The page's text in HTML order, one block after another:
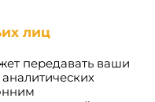
лиц
передавать ваши